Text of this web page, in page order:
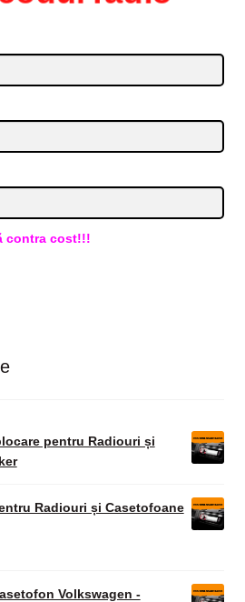
contra cost!!!
pentru Radiouri și
Radiouri și Casetofoane
Volkswagen -